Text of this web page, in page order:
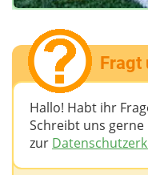
Fragt
Hallo! Habt ihr
Schreibt uns gerne
zur